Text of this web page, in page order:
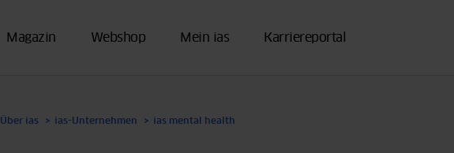
Magazin Webshop Mein ias Karriereportal
Über ias ias-Unternehmen ias mental health